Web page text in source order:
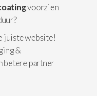
voorzien
juiste website!
&
betere partner